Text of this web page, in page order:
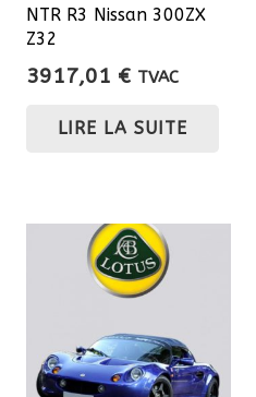
NTR R3 Nissan 300ZX
Z32
3917,01 € TVAC
LIRE LA SUITE